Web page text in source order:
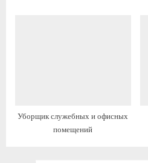
Уборщик служебных и офисных
помещений